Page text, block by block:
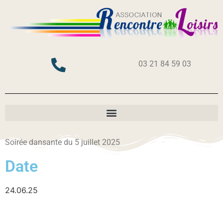
03 21 84 59 03
Soirée dansante du 5 juillet 2025
Date
24.06.25